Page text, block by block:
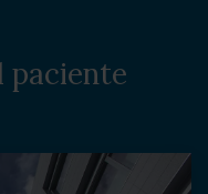
paciente